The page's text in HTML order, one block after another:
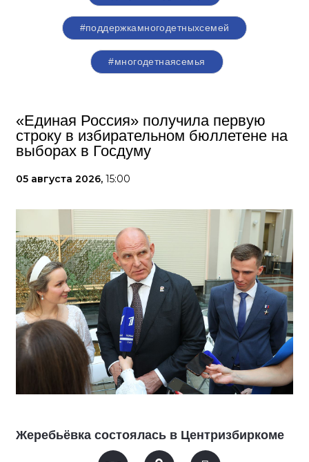
#поддержкамногодетныхсемей
#многодетнаясемья
«Единая Россия» получила первую
строку в избирательном бюллетене на
выборах в Госдуму
05 августа 2026, 15:00
Жеребьёвка состоялась в Центризбиркоме